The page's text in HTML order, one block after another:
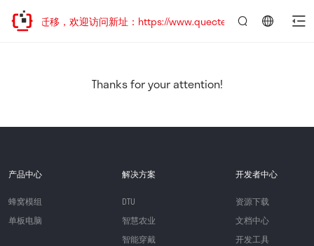
地址已迁移，欢迎访问新址：https://www.quectel.com.cn
Thanks for your attention!
产品中心
蜂窝模组
单板电脑
解决方案
DTU
智慧农业
智能穿戴
开发者中心
资源下载
文档中心
开发工具